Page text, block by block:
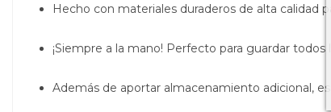
Hecho con materiales duraderos de alta calidad
¡Siempre a la mano! Perfecto para guardar
Además de aportar almacenamiento adicional,